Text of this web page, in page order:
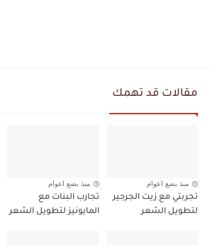
مقالات قد تهمك
منذ بضع اعوام
تجربتي مع زيت الجرجير
لتطويل الشعر
منذ بضع اعوام
تجارب البنات مع
المايونيز لتطويل الشعر